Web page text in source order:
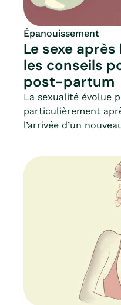
Épanouissement
Le sexe
les conseils
post-partum
La sexualité évolue
particulièrement
l’arrivée d’un
libido, et ses
s’agit pas de parler
» mais plutôt de
un temps. C’est
doit être plus soudé
la maman est
accompagne au